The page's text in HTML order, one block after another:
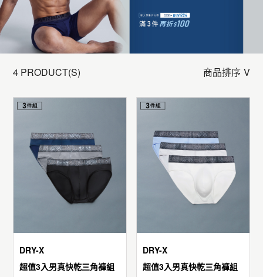
4 PRODUCT(S) 商品排序
DRY-X
超值3入男真快乾三角褲組
DRY-X
超值3入男真快乾三角褲組